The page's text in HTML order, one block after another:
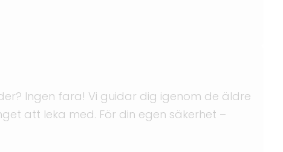
Ingen fara! Vi guidar dig igenom de äldre
att leka med. För din egen säkerhet –